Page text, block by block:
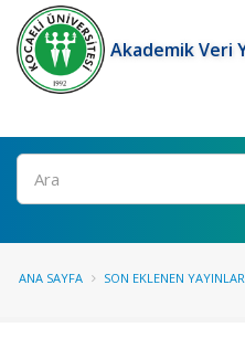
Akademik Veri
Ara
ANA SAYFA SON EKLENEN YAYINLAR